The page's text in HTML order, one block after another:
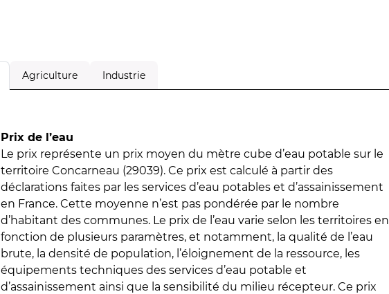
Agriculture Industrie
Prix de l’eau
Le prix représente un prix moyen du mètre cube d’eau potable sur le
territoire Concarneau (29039). Ce prix est calculé à partir des
déclarations faites par les services d’eau potables et d’assainissement
en France. Cette moyenne n’est pas pondérée par le nombre
d’habitant des communes. Le prix de l’eau varie selon les territoires en
fonction de plusieurs paramètres, et notamment, la qualité de l’eau
brute, la densité de population, l’éloignement de la ressource, les
équipements techniques des services d’eau potable et
d’assainissement ainsi que la sensibilité du milieu récepteur. Ce prix